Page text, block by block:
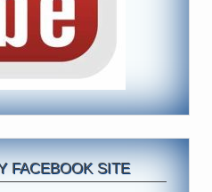
FACEBOOK SITE